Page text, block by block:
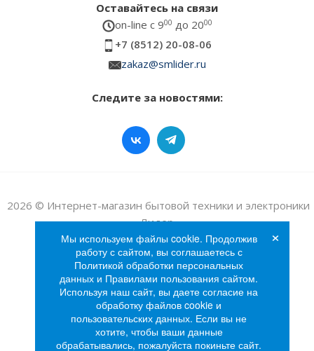
Оставайтесь на связи
on-line c 900 до 2000
+7 (8512) 20-08-06
zakaz@smlider.ru
Следите за новостями:
2026 © Интернет-магазин бытовой техники и электроники
«Лидер»
Мы используем файлы cookie. Продолжив
работу с сайтом, вы соглашаетесь с
Политикой обработки персональных
данных и Правилами пользования сайтом.
Используя наш сайт, вы даете согласие на
обработку файлов cookie и
пользовательских данных. Если вы не
хотите, чтобы ваши данные
обрабатывались, пожалуйста покиньте сайт.
×